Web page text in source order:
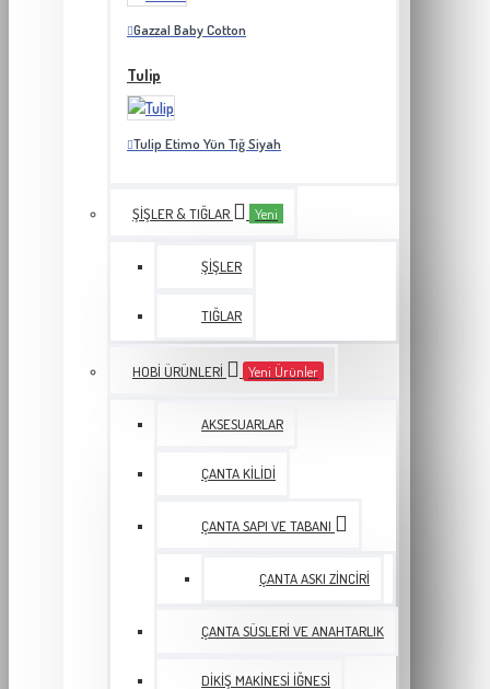
Gazzal Baby Cotton
Tulip
Tulip Etimo Yün Tığ Siyah
ŞIŞLER & TIĞLAR Yeni
ŞIŞLER
TIĞLAR
HOBI ÜRÜNLERI Yeni Ürünler
AKSESUARLAR
ÇANTA KILIDI
ÇANTA SAPI VE TABANI
ÇANTA ASKI ZINCIRI
ÇANTA SÜSLERI VE ANAHTARLIK
DIKIŞ MAKINESI İĞNESI